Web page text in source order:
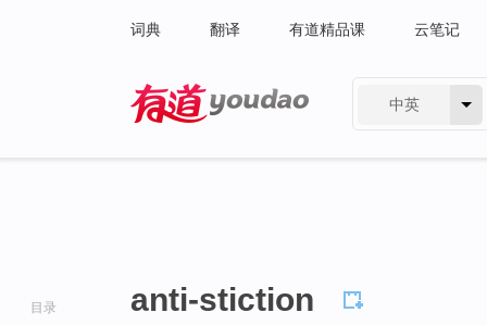
词典 翻译 有道精品课 云笔记
中英
目录 anti-stiction